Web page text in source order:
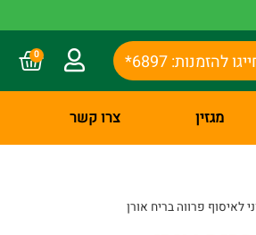
להזמנות: 6897* 0
מגזין צרו קשר
לאיסוף פרווה בריח אורן